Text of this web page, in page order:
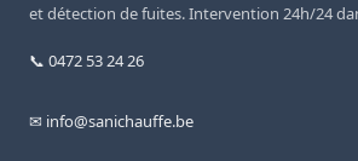
et détection de fuites. Intervention 24h/24
📞 0472 53 24 26
✉ info@sanichauffe.be